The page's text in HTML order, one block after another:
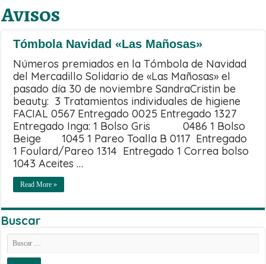
Avisos
Tómbola Navidad «Las Mañosas»
Números premiados en la Tómbola de Navidad
del Mercadillo Solidario de «Las Mañosas» el
pasado día 30 de noviembre SandraCristin be
beauty: 3 Tratamientos individuales de higiene
FACIAL 0567 Entregado 0025 Entregado 1327
Entregado Inga: 1 Bolso Gris 0486 1 Bolso
Beige 1045 1 Pareo Toalla B 0117 Entregado
1 Foulard/Pareo 1314 Entregado 1 Correa bolso
1043 Aceites …
Read More »
Buscar